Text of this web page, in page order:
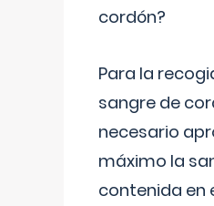
cordón?
Para la
sangre de
necesario
máximo la
contenida en